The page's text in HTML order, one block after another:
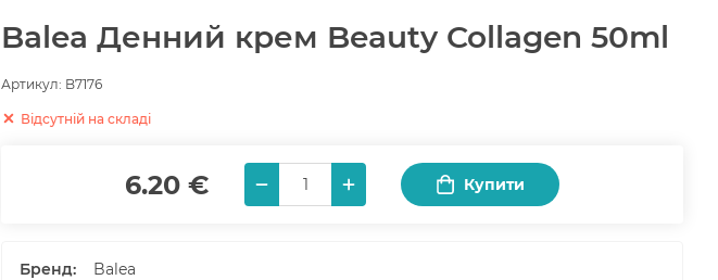
Balea Денний крем Beauty Collagen 50ml
Артикул: B7176
Відсутній на складі
6.20 € Купити
Бренд:
Balea